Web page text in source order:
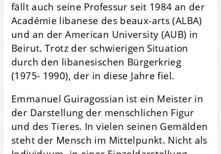
fällt auch seine Professur seit 1984 an der
Académie libanese des beaux-arts (ALBA)
und an der American University (AUB) in
Beirut. Trotz der schwierigen Situation
durch den libanesischen Bürgerkrieg
(1975- 1990), der in diese Jahre fiel.
Emmanuel Guiragossian ist ein Meister in
der Darstellung der menschlichen Figur
und des Tieres. In vielen seinen Gemälden
steht der Mensch im Mittelpunkt. Nicht als